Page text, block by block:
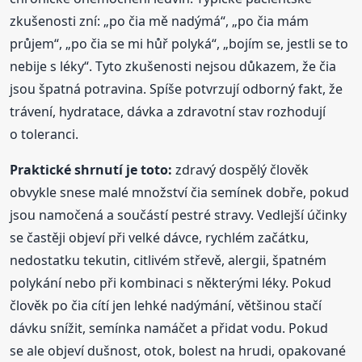
zkušenosti zní: „po čia mě nadýmá“, „po čia mám
průjem“, „po čia se mi hůř polyká“, „bojím se, jestli se to
nebije s léky“. Tyto zkušenosti nejsou důkazem, že čia
jsou špatná potravina. Spíše potvrzují odborný fakt, že
trávení, hydratace, dávka a zdravotní stav rozhodují
o toleranci.
Praktické shrnutí je toto: zdravý dospělý člověk
obvykle snese malé množství čia semínek dobře, pokud
jsou namočená a součástí pestré stravy. Vedlejší účinky
se častěji objeví při velké dávce, rychlém začátku,
nedostatku tekutin, citlivém střevě, alergii, špatném
polykání nebo při kombinaci s některými léky. Pokud
člověk po čia cítí jen lehké nadýmání, většinou stačí
dávku snížit, semínka namáčet a přidat vodu. Pokud
se ale objeví dušnost, otok, bolest na hrudi, opakované